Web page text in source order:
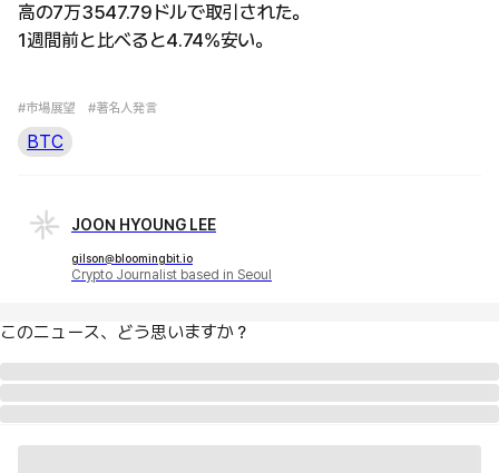
高の7万3547.79ドルで取引された。
1週間前と比べると4.74%安い。
#市場展望 #著名人発言
BTC
JOON HYOUNG LEE
gilson@bloomingbit.io
Crypto Journalist based in Seoul
このニュース、どう思いますか？